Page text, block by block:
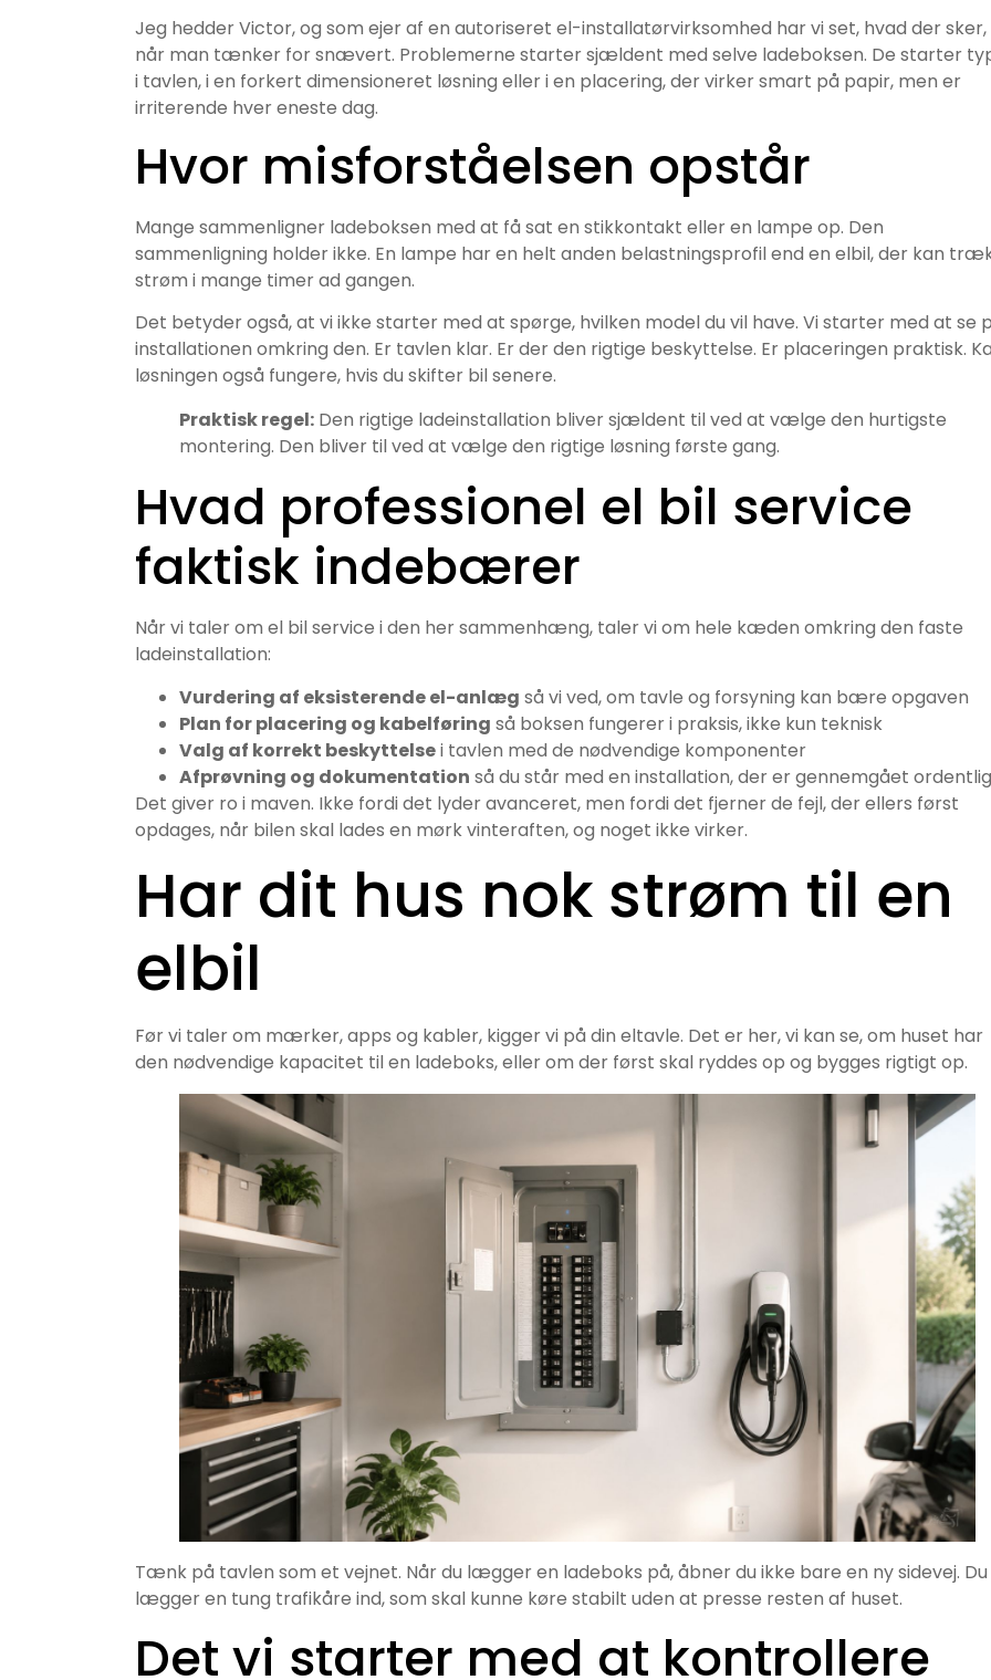
Jeg hedder Victor, og som ejer af en autoriseret el-installatørvirksomhed har vi set, hvad der sker,
når man tænker for snævert. Problemerne starter sjældent med selve ladeboksen. De starter
i tavlen, i en forkert dimensioneret løsning eller i en placering, der virker smart på papir, men er
irriterende hver eneste dag.
Hvor misforståelsen opstår
Mange sammenligner ladeboksen med at få sat en stikkontakt eller en lampe op. Den
sammenligning holder ikke. En lampe har en helt anden belastningsprofil end en elbil, der kan
strøm i mange timer ad gangen.
Det betyder også, at vi ikke starter med at spørge, hvilken model du vil have. Vi starter med at se
installationen omkring den. Er tavlen klar. Er der den rigtige beskyttelse. Er placeringen praktisk.
løsningen også fungere, hvis du skifter bil senere.
Praktisk regel: Den rigtige ladeinstallation bliver sjældent til ved at vælge den hurtigste
montering. Den bliver til ved at vælge den rigtige løsning første gang.
Hvad professionel el bil service
faktisk indebærer
Når vi taler om el bil service i den her sammenhæng, taler vi om hele kæden omkring den faste
ladeinstallation:
Vurdering af eksisterende el-anlæg så vi ved, om tavle og forsyning kan bære opgaven
Plan for placering og kabelføring så boksen fungerer i praksis, ikke kun teknisk
Valg af korrekt beskyttelsei tavlen med de nødvendige komponenter
Afprøvning og dokumentation så du står med en installation, der er gennemgået
Det giver ro i maven. Ikke fordi det lyder avanceret, men fordi det fjerner de fejl, der ellers først
opdages, når bilen skal lades en mørk vinteraften, og noget ikke virker.
Har dit hus nok strøm til en
elbil
Før vi taler om mærker, apps og kabler, kigger vi på din eltavle. Det er her, vi kan se, om huset har
den nødvendige kapacitet til en ladeboks, eller om der først skal ryddes op og bygges rigtigt op.
Tænk på tavlen som et vejnet. Når du lægger en ladeboks på, åbner du ikke bare en ny sidevej. Du
lægger en tung trafikåre ind, som skal kunne køre stabilt uden at presse resten af huset.
Det vi starter med at kontrollere